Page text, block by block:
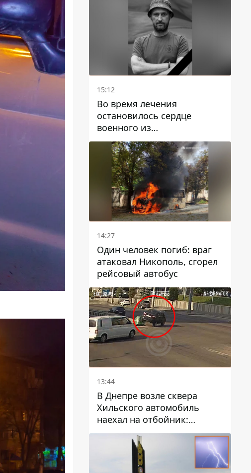
15:12
Во время лечения
остановилось сердце
военного из
Днепропетровской области
Ростислава Лупашко
14:27
Один человек погиб: враг
атаковал Никополь, сгорел
рейсовый автобус
13:44
В Днепре возле сквера
Хильского автомобиль
наехал на отбойник:
момент происшествия